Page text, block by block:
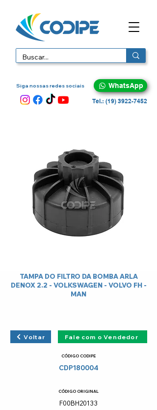
Siga nossas redes sociais WhatsApp
Tel.: (19) 3922-7452
TAMPA DO FILTRO DA BOMBA ARLA
DENOX 2.2 - VOLKSWAGEN - VOLVO FH -
MAN
Voltar Fale com o Vendedor
CÓDIGO CODIPE
CDP180004
CÓDIGO ORIGINAL
F00BH20133